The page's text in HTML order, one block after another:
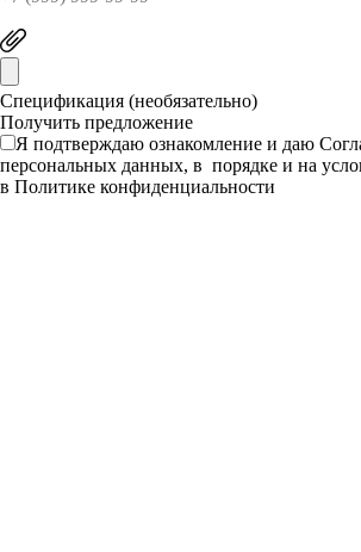
Спецификация (необязательно)
Я подтверждаю ознакомление и даю
персональных данных, в порядке и на
в Политике конфиденциальности